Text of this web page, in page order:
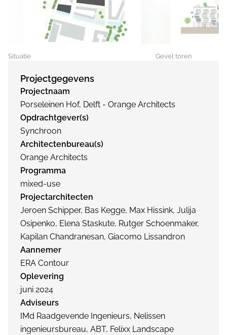
Situatie Gevel toren
Projectgegevens
Projectnaam
Porseleinen Hof, Delft - Orange Architects
Opdrachtgever(s)
Synchroon
Architectenbureau(s)
Orange Architects
Programma
mixed-use
Projectarchitecten
Jeroen Schipper, Bas Kegge, Max Hissink, Julija
Osipenko, Elena Staskute, Rutger Schoenmaker,
Kapilan Chandranesan, Giacomo Lissandron
Aannemer
ERA Contour
Oplevering
juni 2024
Adviseurs
IMd Raadgevende Ingenieurs, Nelissen
ingenieursbureau, ABT, Felixx Landscape